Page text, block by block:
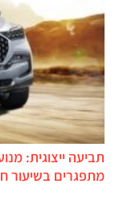
תביעה ייצוגית:
מתפגרים בשיעור